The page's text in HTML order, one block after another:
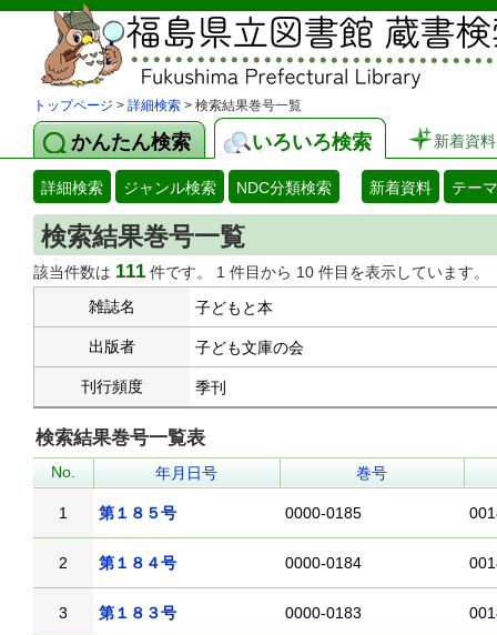
トップページ > 詳細検索 > 検索結果巻号一覧
かんたん検索 いろいろ検索 新着資料
詳細検索 ジャンル検索 NDC分類検索 新着資料 テー
検索結果巻号一覧
該当件数は 111 件です。 1 件目から 10 件目を表示しています。
雑誌名
子どもと本
出版者 子ども文庫の会
刊行頻度 季刊
検索結果巻号一覧表
No. 年月日号 巻号
1 第１８５号 0000-0185
2 第１８４号 0000-0184
3 第１８３号 0000-0183